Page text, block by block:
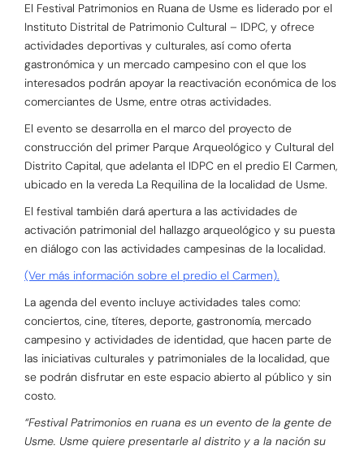
El Festival Patrimonios en Ruana de Usme es liderado por el
Instituto Distrital de Patrimonio Cultural – IDPC, y ofrece
actividades deportivas y culturales, así como oferta
gastronómica y un mercado campesino con el que los
interesados podrán apoyar la reactivación económica de los
comerciantes de Usme, entre otras actividades.
El evento se desarrolla en el marco del proyecto de
construcción del primer Parque Arqueológico y Cultural del
Distrito Capital, que adelanta el IDPC en el predio El Carmen,
ubicado en la vereda La Requilina de la localidad de Usme.
El festival también dará apertura a las actividades de
activación patrimonial del hallazgo arqueológico y su puesta
en diálogo con las actividades campesinas de la localidad.
(Ver más información sobre el predio el Carmen).
La agenda del evento incluye actividades tales como:
conciertos, cine, títeres, deporte, gastronomía, mercado
campesino y actividades de identidad, que hacen parte de
las iniciativas culturales y patrimoniales de la localidad, que
se podrán disfrutar en este espacio abierto al público y sin
costo.
“Festival Patrimonios en ruana es un evento de la gente de
Usme. Usme quiere presentarle al distrito y a la nación su